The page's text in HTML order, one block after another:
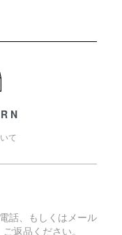
て
話、もしくはメール
返品ください。